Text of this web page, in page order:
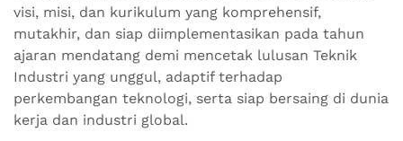
visi, misi, dan kurikulum yang komprehensif,
mutakhir, dan siap diimplementasikan pada tahun
ajaran mendatang demi mencetak lulusan Teknik
Industri yang unggul, adaptif terhadap
perkembangan teknologi, serta siap bersaing di dunia
kerja dan industri global.